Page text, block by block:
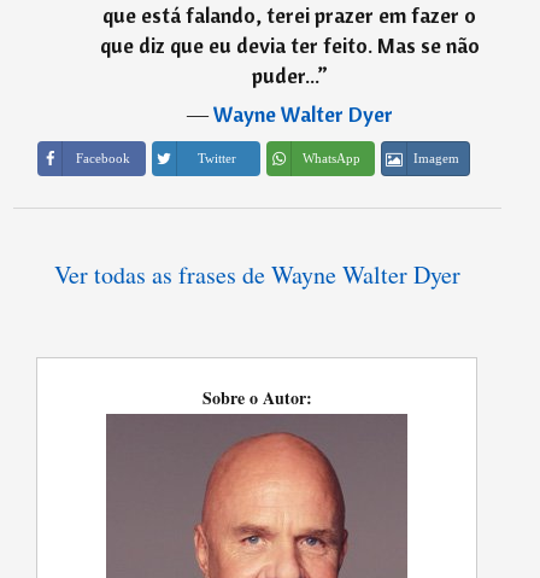
que está falando, terei prazer em fazer o
que diz que eu devia ter feito. Mas se não
puder...”
―Wayne Walter Dyer
Facebook Twitter WhatsApp Imagem
Ver todas as frases de Wayne Walter Dyer
Sobre o Autor: